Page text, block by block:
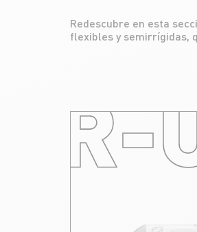
Redescubre en esta
flexibles y semirrígidas,
contribuido al éxito de
R-